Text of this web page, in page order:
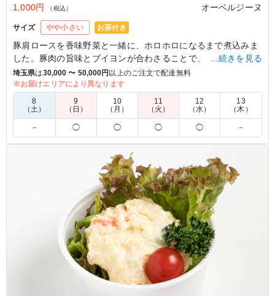
1,000円 （税込） オーベルジーヌ
サイズ やや小さい お茶付き
豚肩ロースを香味野菜と一緒に、ホロホロになるまで煮込みま
した。豚肉の旨味とブイヨンが合わさることで、カレーの魅力
を引き立てます。濃厚だけど後味さっぱり。女性にも人気の高
い一品です。
※オプションにてスリーブケース(化粧箱)をご用意しておりま
す。ご希望の際は下記「ご飯の種類」プルダウンよりご選択く
ださい。
株式会社ヴィスタ
本当はポテトも付けられたら良かったんですが、予算の関
係で諦めざるおえませんでした。ポテトはなくても「オー
ベルジーヌ」は「オーベルジヌだ！」と言ってくれる人も
いて、本当に嬉しかったです。
ご利用シーン：－
埼玉県川口市上青木2026/06/04
…続きを見る
埼玉県は30,000 〜 50,000円 以上のご注文で配達無料
※お届けエリアにより異なります
8
（土）
9
（日）
10
（月）
11
（火）
12
（水）
13
（木）
－ ◯ ◯ ◯ ◯ －